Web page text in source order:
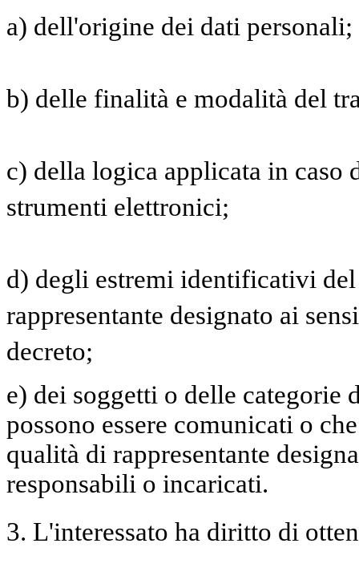
a) dell'origine dei dati personali;
b) delle finalità e modalità del
c) della logica applicata in
strumenti elettronici;
d) degli estremi identificativi
rappresentante designato ai
decreto;
e) dei soggetti o delle categorie
possono essere comunicati o
qualità di rappresentante
responsabili o incaricati.
3. L'interessato ha diritto di